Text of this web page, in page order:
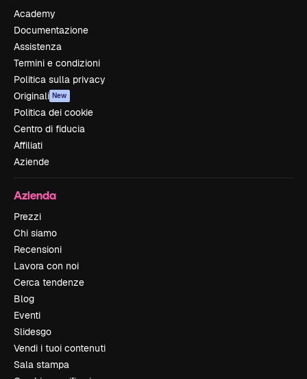
Academy
Documentazione
Assistenza
Termini e condizioni
Politica sulla privacy
Originali New
Politica dei cookie
Centro di fiducia
Affiliati
Aziende
Azienda
Prezzi
Chi siamo
Recensioni
Lavora con noi
Cerca tendenze
Blog
Eventi
Slidesgo
Vendi i tuoi contenuti
Sala stampa